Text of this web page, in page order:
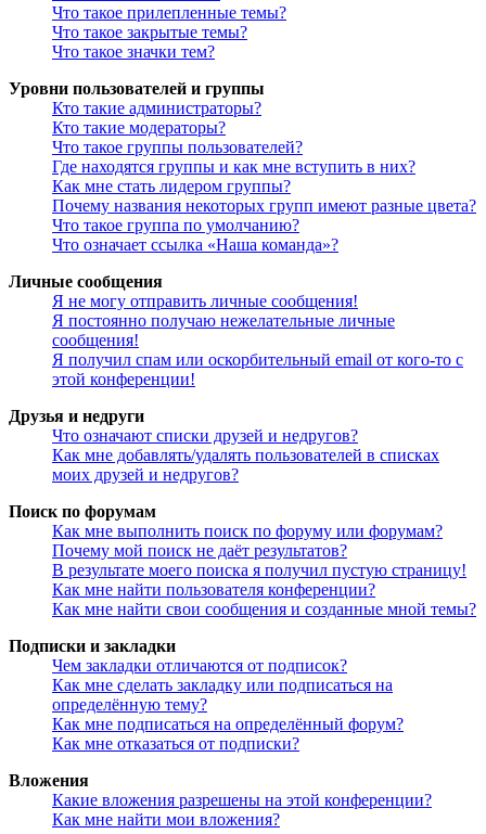
Что такое прилепленные темы?
Что такое закрытые темы?
Что такое значки тем?
Уровни пользователей и группы
Кто такие администраторы?
Кто такие модераторы?
Что такое группы пользователей?
Где находятся группы и как мне вступить в них?
Как мне стать лидером группы?
Почему названия некоторых групп имеют разные цвета?
Что такое группа по умолчанию?
Что означает ссылка «Наша команда»?
Личные сообщения
Я не могу отправить личные сообщения!
Я постоянно получаю нежелательные личные
сообщения!
Я получил спам или оскорбительный email от кого-то с
этой конференции!
Друзья и недруги
Что означают списки друзей и недругов?
Как мне добавлять/удалять пользователей в списках
моих друзей и недругов?
Поиск по форумам
Как мне выполнить поиск по форуму или форумам?
Почему мой поиск не даёт результатов?
В результате моего поиска я получил пустую страницу!
Как мне найти пользователя конференции?
Как мне найти свои сообщения и созданные мной темы?
Подписки и закладки
Чем закладки отличаются от подписок?
Как мне сделать закладку или подписаться на
определённую тему?
Как мне подписаться на определённый форум?
Как мне отказаться от подписки?
Вложения
Какие вложения разрешены на этой конференции?
Как мне найти мои вложения?